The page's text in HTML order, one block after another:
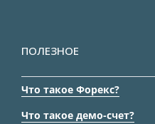
ПОЛЕЗНОЕ
Что такое Форекс?
Что такое демо-счет?